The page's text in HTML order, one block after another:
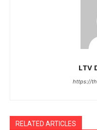
LTV
https://
RELATED ARTICLES